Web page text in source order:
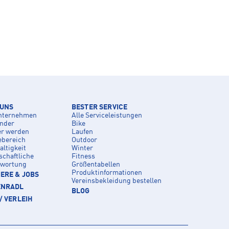
werden
& JOBS
VERLEIH
BESTER SERVICE
Alle Serviceleistungen
Bike
Laufen
Outdoor
Winter
Fitness
Größentabellen
Produktinformationen
Vereinsbekleidung bestellen
BLOG